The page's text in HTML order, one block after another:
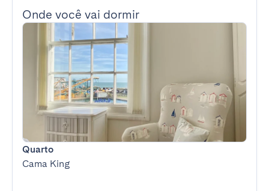
Onde você vai dormir
Quarto
Cama King